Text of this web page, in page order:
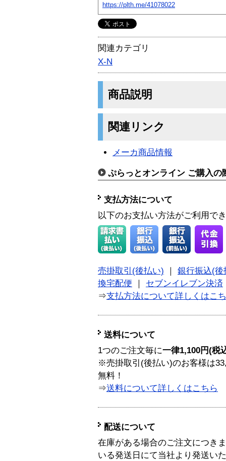
https://plth.me/41078022
関連カテゴリ
X-N
商品説明
関連リンク
メーカ商品情報
ぷらっとオンライン ご購入の
支払方法について
以下のお支払い方法がご利用で
売掛取引(後払い)
銀行振込(後
換宅配便
セブンイレブン決済
⇒支払方法について詳しくはこ
送料について
1つのご注文毎に一律1,100円(税
※売掛取引(後払い)のお客様は
無料！
⇒送料について詳しくはこちら
配送について
在庫がある場合のご注文につき
いる発送日にて当社より発送い